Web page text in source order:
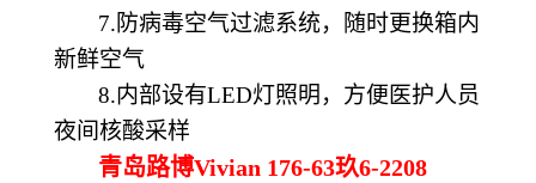
7.防病毒空气过滤系统，随时更换箱内
新鲜空气
8.内部设有LED灯照明，方便医护人员
夜间核酸采样
青岛路博Vivian 176-63玖6-2208